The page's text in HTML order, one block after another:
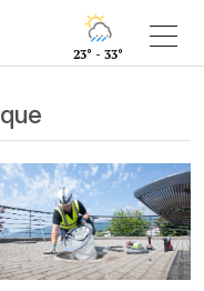
23° - 33°